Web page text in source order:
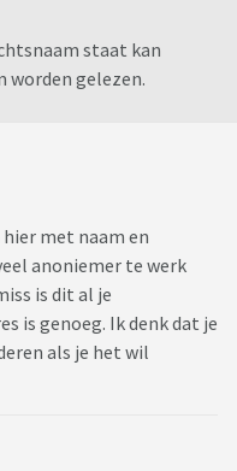
staat kan
worden gelezen.
met naam en
anoniemer te werk
is dit al je
is genoeg. Ik denk dat je
als je het wil